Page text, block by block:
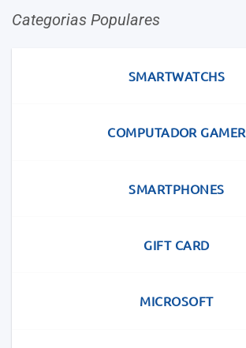
Categorias Populares
SMARTWATCHS
COMPUTADOR GAMER
SMARTPHONES
GIFT CARD
MICROSOFT